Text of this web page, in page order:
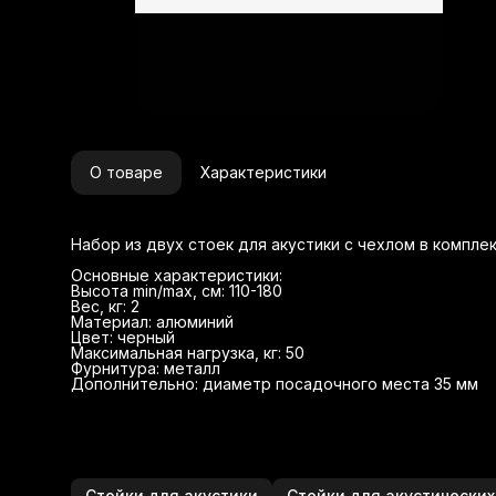
О товаре Характеристики
Набор из двух стоек для акустики с чехлом в
Основные характеристики:
Высота min/max, см: 110-180
Вес, кг: 2
Материал: алюминий
Цвет: черный
Максимальная нагрузка, кг: 50
Фурнитура: металл
Дополнительно: диаметр посадочного места 35 мм